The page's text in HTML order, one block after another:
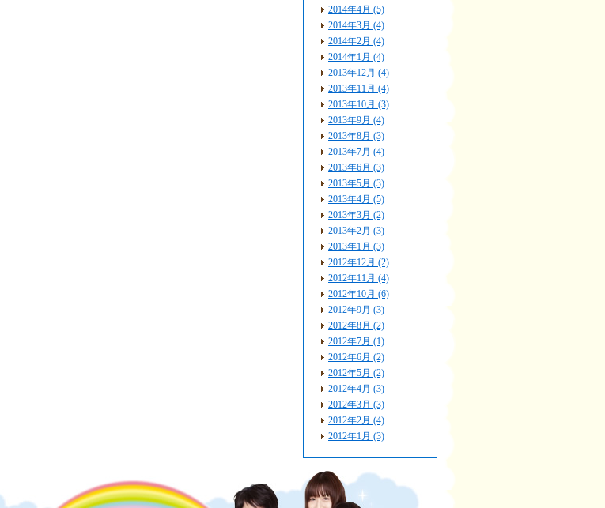
2014年4月 (5)
2014年3月 (4)
2014年2月 (4)
2014年1月 (4)
2013年12月 (4)
2013年11月 (4)
2013年10月 (3)
2013年9月 (4)
2013年8月 (3)
2013年7月 (4)
2013年6月 (3)
2013年5月 (3)
2013年4月 (5)
2013年3月 (2)
2013年2月 (3)
2013年1月 (3)
2012年12月 (2)
2012年11月 (4)
2012年10月 (6)
2012年9月 (3)
2012年8月 (2)
2012年7月 (1)
2012年6月 (2)
2012年5月 (2)
2012年4月 (3)
2012年3月 (3)
2012年2月 (4)
2012年1月 (3)